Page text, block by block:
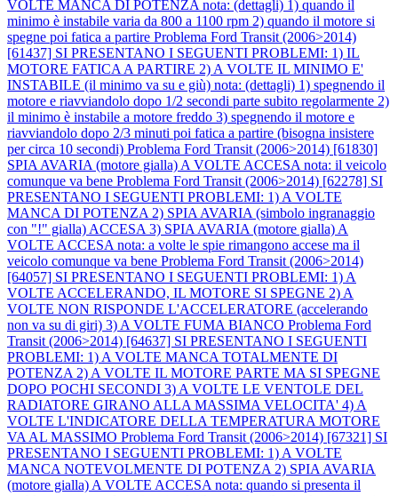
VOLTE MANCA DI POTENZA nota: (dettagli) 1) quando il
minimo è instabile varia da 800 a 1100 rpm 2) quando il motore si
spegne poi fatica a partire Problema Ford Transit (2006>2014)
[61437] SI PRESENTANO I SEGUENTI PROBLEMI: 1) IL
MOTORE FATICA A PARTIRE 2) A VOLTE IL MINIMO E'
INSTABILE (il minimo va su e giù) nota: (dettagli) 1) spegnendo il
motore e riavviandolo dopo 1/2 secondi parte subito regolarmente 2)
il minimo è instabile a motore freddo 3) spegnendo il motore e
riavviandolo dopo 2/3 minuti poi fatica a partire (bisogna insistere
per circa 10 secondi) Problema Ford Transit (2006>2014) [61830]
SPIA AVARIA (motore gialla) A VOLTE ACCESA nota: il veicolo
comunque va bene Problema Ford Transit (2006>2014) [62278] SI
PRESENTANO I SEGUENTI PROBLEMI: 1) A VOLTE
MANCA DI POTENZA 2) SPIA AVARIA (simbolo ingranaggio
con "!" gialla) ACCESA 3) SPIA AVARIA (motore gialla) A
VOLTE ACCESA nota: a volte le spie rimangono accese ma il
veicolo comunque va bene Problema Ford Transit (2006>2014)
[64057] SI PRESENTANO I SEGUENTI PROBLEMI: 1) A
VOLTE ACCELERANDO, IL MOTORE SI SPEGNE 2) A
VOLTE NON RISPONDE L'ACCELERATORE (accelerando
non va su di giri) 3) A VOLTE FUMA BIANCO Problema Ford
Transit (2006>2014) [64637] SI PRESENTANO I SEGUENTI
PROBLEMI: 1) A VOLTE MANCA TOTALMENTE DI
POTENZA 2) A VOLTE IL MOTORE PARTE MA SI SPEGNE
DOPO POCHI SECONDI 3) A VOLTE LE VENTOLE DEL
RADIATORE GIRANO ALLA MASSIMA VELOCITA' 4) A
VOLTE L'INDICATORE DELLA TEMPERATURA MOTORE
VA AL MASSIMO Problema Ford Transit (2006>2014) [67321] SI
PRESENTANO I SEGUENTI PROBLEMI: 1) A VOLTE
MANCA NOTEVOLMENTE DI POTENZA 2) SPIA AVARIA
(motore gialla) A VOLTE ACCESA nota: quando si presenta il